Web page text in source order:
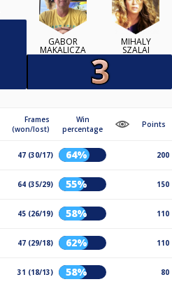
GÁBOR
MAKALICZA
MIHÁLY
SZALAI
Frames
(won/lost)
Win
percentage
Points
47 (30/17) 64% 200
64 (35/29) 55% 150
45 (26/19) 58% 110
47 (29/18) 62% 110
31 (18/13) 58% 80